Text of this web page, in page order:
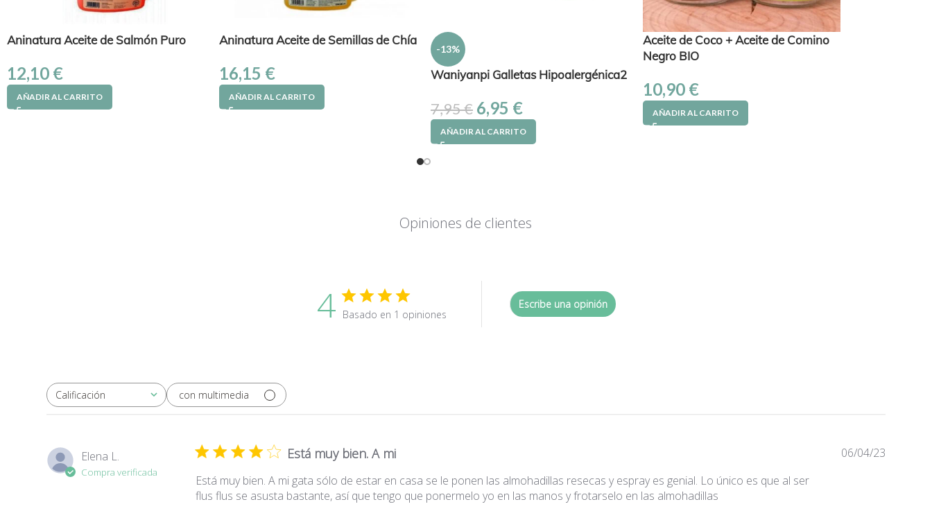
Aninatura Aceite de Salmón Puro
12,10 €
AÑADIR AL CARRITO
Aninatura Aceite de Semillas de Chía
16,15 €
AÑADIR AL CARRITO
-13%
Waniyanpi Galletas Hipoalergénica2
7,95€ 6,95 €
AÑADIR AL CARRITO
Aceite de Coco + Aceite de Comino
Negro BIO
10,90 €
AÑADIR AL CARRITO
Opiniones de clientes
4 Basado en 1 opiniones
Escribe una opinión
Calificación
Todas las clasificaciones con multimedia
Elena L.
Compra verificada
Está muy bien. A mi
Está muy bien. A mi gata sólo de estar en casa se le ponen las almohadillas resecas y espray es genial. Lo único es que al ser
flus flus se asusta bastante, así que tengo que ponermelo yo en las manos y frotarselo en las almohadillas
Fecha
06/04/23